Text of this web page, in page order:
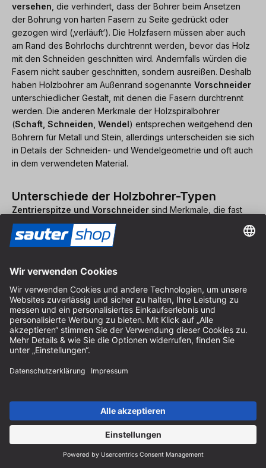
versehen , die verhindert, dass der Bohrer beim Ansetzen
der Bohrung von harten Fasern zu Seite gedrückt oder
gezogen wird (‚verläuft‘). Die Holzfasern müssen aber auch
am Rand des Bohrlochs durchtrennt werden, bevor das Holz
mit den Schneiden geschnitten wird. Andernfalls würden die
Fasern nicht sauber geschnitten, sondern ausreißen. Deshalb
haben Holzbohrer am Außenrand sogenannte Vorschneider
unterschiedlicher Gestalt, mit denen die Fasern durchtrennt
werden. Die anderen Merkmale der Holzspiralbohrer
(Schaft, Schneiden, Wendel) entsprechen weitgehend den
Bohrern für Metall und Stein, allerdings unterscheiden sie sich
in Details der Schneiden- und Wendelgeometrie und oft auch
in dem verwendeten Material.
Unterschiede der Holzbohrer-Typen
Zentrierspitze und Vorschneider sind Merkmale, die fast
allen Holzbohrern gemein sind. Darüber hinaus kann man
jedoch noch bestimmte Formen unterscheiden, die zum Teil
für bestimmte Einsatzgebiete optimiert sind.
Der Holzspiralbohrerentspricht der oben gegebenen
Beschreibung. In unserem Programm finden Sie
Holzspiralbohrer führender Hersteller wieFAMAG und ENT
Die meisten Varianten sind mit zylindrischem Schaft
ausgestattet, wir führen jedoch auch Holzspiralbohrer mit Bit-
verwendeten Werkzeugmaterial ab, hier haben Sie die Wahl
Schnellarbeitsstahl (HSS und HSS-G) und
hartmetallbestückten Bohrern.
Holzspiralbohrer gibt es zwar in Durchmessern bis zu 16 mm
und in Längen bis zu mehr als 450 mm, aber für Bohrlöcher